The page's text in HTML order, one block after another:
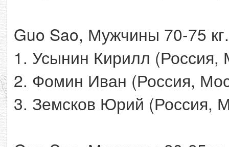
Guo Sao, Мужчины 70-75 кг.
1. Усынин Кирилл (Россия,
2. Фомин Иван (Россия,
3. Земсков Юрий (Россия,